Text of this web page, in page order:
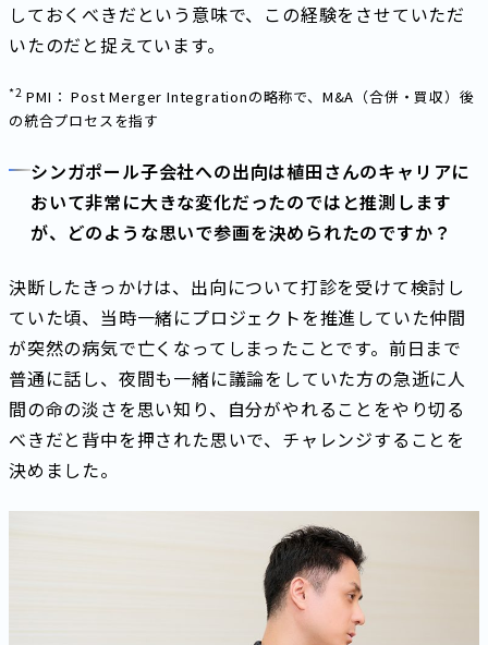
しておくべきだという意味で、この経験をさせていただ
いたのだと捉えています。
*2 PMI： Post Merger Integrationの略称で、M&A（合併・買収）後
の統合プロセスを指す
シンガポール子会社への出向は植田さんのキャリアに
おいて非常に大きな変化だったのではと推測します
が、どのような思いで参画を決められたのですか？
決断したきっかけは、出向について打診を受けて検討し
ていた頃、当時一緒にプロジェクトを推進していた仲間
が突然の病気で亡くなってしまったことです。前日まで
普通に話し、夜間も一緒に議論をしていた方の急逝に人
間の命の淡さを思い知り、自分がやれることをやり切る
べきだと背中を押された思いで、チャレンジすることを
決めました。